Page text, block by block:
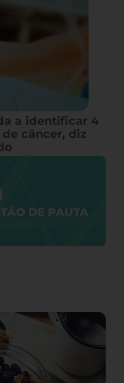
a identificar 4
câncer, diz
DE PAUTA